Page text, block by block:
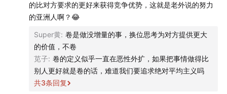
制作团队
有知有行
嘉宾 / 陈鹏博士
主播 / 雨白 一知羊
的比对方要求的更好来获得竞争优势，这就是老外说的努力
的亚洲人啊？😂
Super黄: 卷是做没增量的事，换位思考为对方提供更大
的价值，不卷
苋子: 卷的定义似乎一直在恶性外扩，如果把事情做得比
别人更好就是卷的话，难道我们要追求绝对平均主义吗
共3条回复